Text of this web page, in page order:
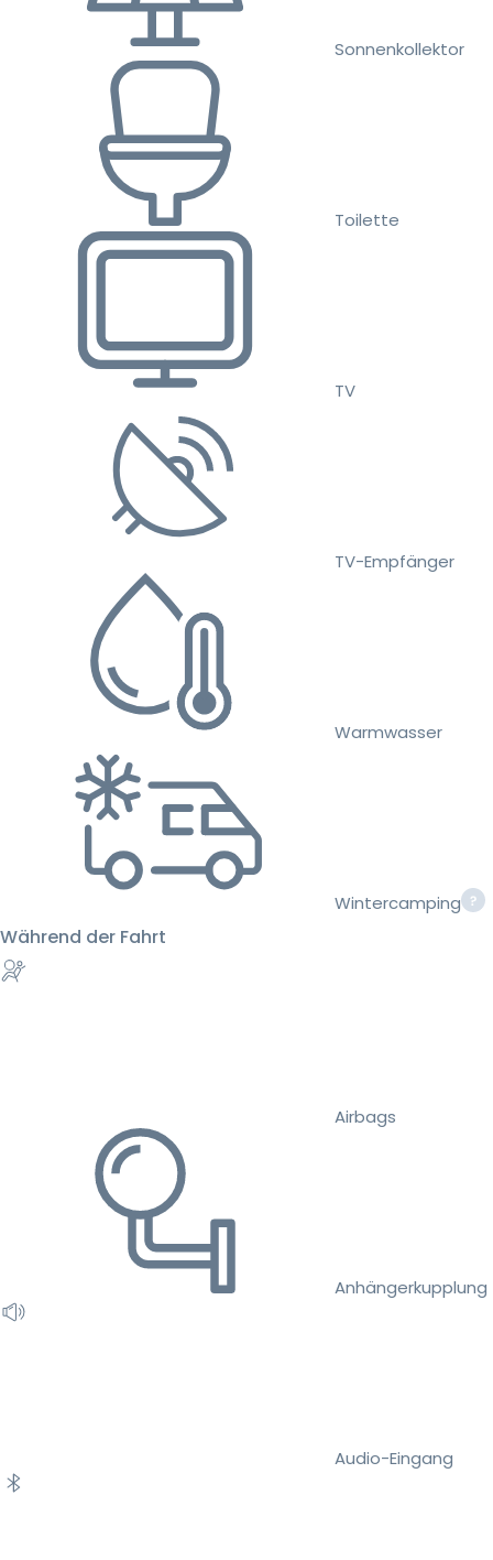
Sonnenkollektor
Toilette
TV
TV-Empfänger
Warmwasser
Wintercamping
Während der Fahrt
Airbags
Anhängerkupplung
Audio-Eingang